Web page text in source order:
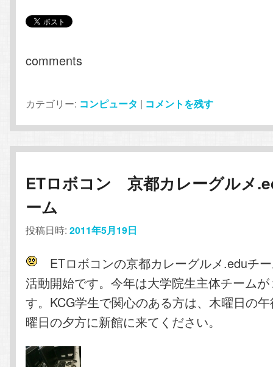
comments
カテゴリー: コンピュータ | コメントを残す
ETロボコン 京都カレーグルメ
ーム
投稿日時:2011年5月19日
ETロボコンの京都カレーグルメ.eduチ
活動開始です。今年は大学院生主体チーム
す。KCG学生で関心のある方は、木曜日の
曜日の夕方に新館に来てください。